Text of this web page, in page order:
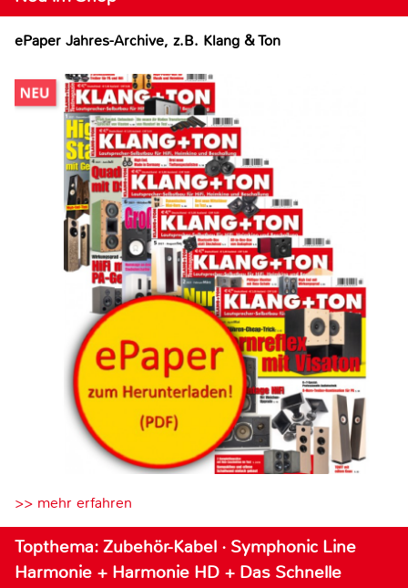
ePaper Jahres-Archive, z.B. Klang & Ton
>> mehr erfahren
Topthema: Zubehör-Kabel · Symphonic Line
Harmonie + Harmonie HD + Das Schnelle